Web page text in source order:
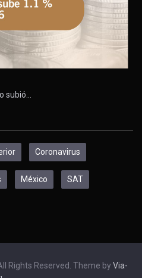
subió…
Coronavirus
México SAT
Rights Reserved. Theme by Via-